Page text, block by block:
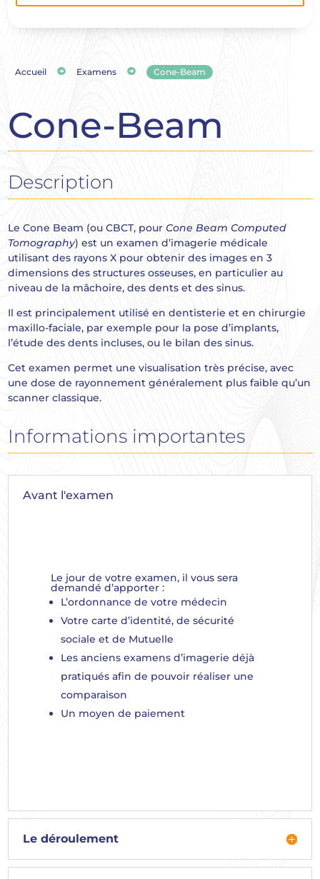
Accueil  Examens  Cone-Beam
Cone-Beam
Description
Le Cone Beam (ou CBCT, pourCone Beam Computed
Tomography) est un examen d’imagerie médicale
utilisant des rayons X pour obtenir des images en 3
dimensions des structures osseuses, en particulier au
niveau de la mâchoire, des dents et des sinus.
Il est principalement utilisé en dentisterie et en chirurgie
maxillo-faciale, par exemple pour la pose d’implants,
l’étude des dents incluses, ou le bilan des sinus.
Cet examen permet une visualisation très précise, avec
une dose de rayonnement généralement plus faible qu’un
scanner classique.
Informations importantes
Avant l'examen
Le jour de votre examen, il vous sera
demandé d’apporter :
L’ordonnance de votre médecin
Votre carte d’identité, de sécurité
sociale et de Mutuelle
Les anciens examens d’imagerie déjà
pratiqués afin de pouvoir réaliser une
comparaison
Un moyen de paiement
Le déroulement